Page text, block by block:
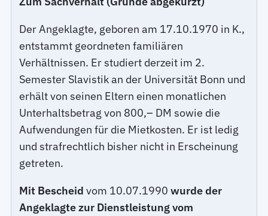
Der Angeklagte, geboren am 17.10.1970 in K.,
entstammt geordneten familiären
Verhältnissen. Er studiert derzeit im 2.
Semester Slavistik an der Universität Bonn und
erhält von seinen Eltern einen monatlichen
Unterhaltsbetrag von 800,– DM sowie die
Aufwendungen für die Mietkosten. Er ist ledig
und strafrechtlich bisher nicht in Erscheinung
getreten.
Mit Bescheid vom 10.07.1990wurde der
Angeklagte zur Dienstleistung vom